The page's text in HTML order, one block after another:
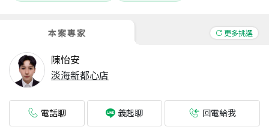
本案專家 更多挑選
陳怡安
淡海新都心店
電話聊 義起聊 回電給我